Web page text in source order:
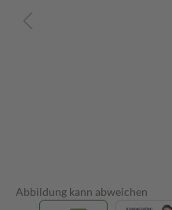
Abbildung kann abweichen